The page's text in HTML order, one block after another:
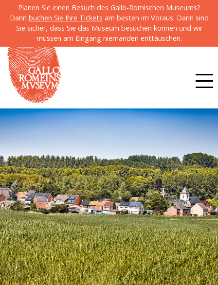
Planen Sie einen Besuch des Gallo-Römischen Museums?
Dann buchen Sie Ihre Tickets am besten im Voraus. Dann sind
Sie sicher, dass Sie das Museum besuchen können und wir
müssen am Eingang niemanden enttäuschen.